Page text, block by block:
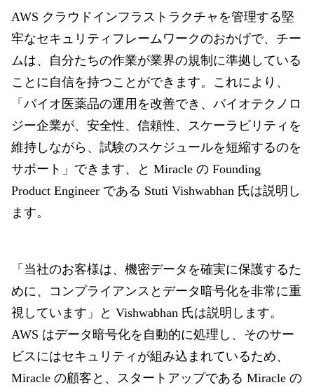
AWS クラウドインフラストラクチャを管理する堅
牢なセキュリティフレームワークのおかげで、チー
ムは、自分たちの作業が業界の規制に準拠している
ことに自信を持つことができます。これにより、
「バイオ医薬品の運用を改善でき、バイオテクノロ
ジー企業が、安全性、信頼性、スケーラビリティを
維持しながら、試験のスケジュールを短縮するのを
サポート」できます、と Miracle の Founding
Product Engineer である Stuti Vishwabhan 氏は説明し
ます。
「当社のお客様は、機密データを確実に保護するた
めに、コンプライアンスとデータ暗号化を非常に重
視しています」と Vishwabhan 氏は説明します。
AWS はデータ暗号化を自動的に処理し、そのサー
ビスにはセキュリティが組み込まれているため、
Miracle の顧客と、スタートアップである Miracle の